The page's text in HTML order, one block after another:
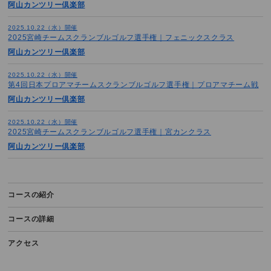
阿山カンツリー倶楽部
2025.10.22（水）開催
2025宮崎チームスクランブルゴルフ選手権｜フェニックスクラス
阿山カンツリー倶楽部
2025.10.22（水）開催
第4回日本プロアマチームスクランブルゴルフ選手権｜プロアマチーム戦
阿山カンツリー倶楽部
2025.10.22（水）開催
2025宮崎チームスクランブルゴルフ選手権｜宮カンクラス
阿山カンツリー倶楽部
コースの紹介
コースの詳細
アクセス